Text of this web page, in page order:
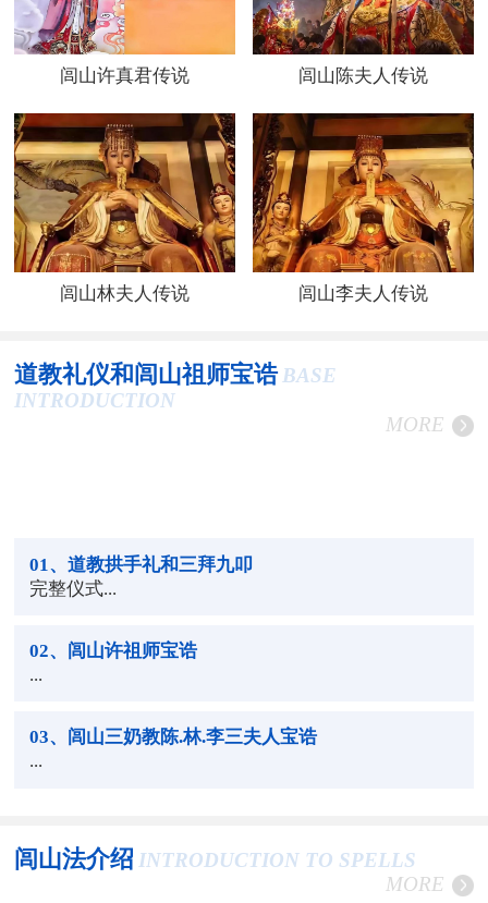
闾山许真君传说 闾山陈夫人传说
闾山林夫人传说 闾山李夫人传说
道教礼仪和闾山祖师宝诰 BASE
INTRODUCTION
MORE
01 、道教拱手礼和三拜九叩
完整仪式...
02、闾山许祖师宝诰
...
03、闾山三奶教陈.林.李三夫人宝诰
...
闾山法介绍 INTRODUCTION TO SPELLS
MORE